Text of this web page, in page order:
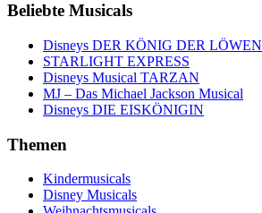
Beliebte Musicals
Disneys DER KÖNIG DER LÖWEN
STARLIGHT EXPRESS
Disneys Musical TARZAN
MJ – Das Michael Jackson Musical
Disneys DIE EISKÖNIGIN
Themen
Kindermusicals
Disney Musicals